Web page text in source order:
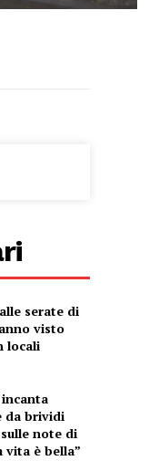
serate di
visto
locali
da brividi
note di
vita è bella”